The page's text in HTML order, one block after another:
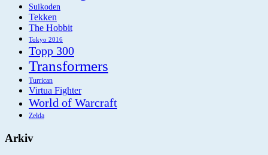
Suikoden
Tekken
The Hobbit
Tokyo 2016
Topp 300
Transformers
Turrican
Virtua Fighter
World of Warcraft
Zelda
Arkiv